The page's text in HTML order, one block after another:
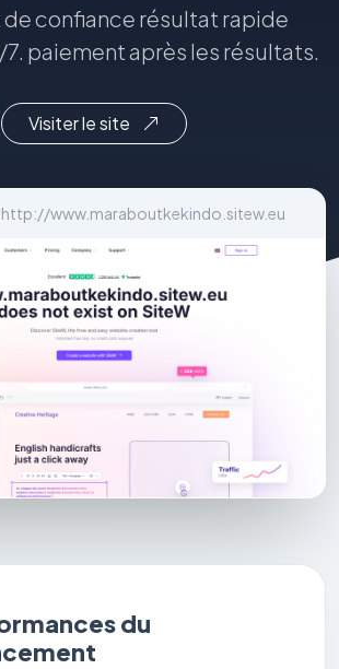
confiance résultat rapide
paiement après les résultats.
Visiter le site
http://www.maraboutkekindo.sitew.eu
du